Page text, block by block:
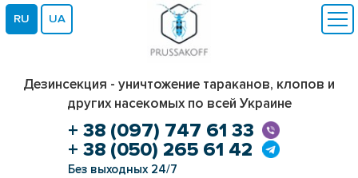
RU UA
Дезинсекция - уничтожение тараканов, клопов и
других насекомых по всей Украине
+ 38 (097) 747 61 33
+ 38 (050) 265 61 42
Без выходных 24/7